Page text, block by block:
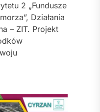
2 „Fundusze
Działania
– ZIT. Projekt